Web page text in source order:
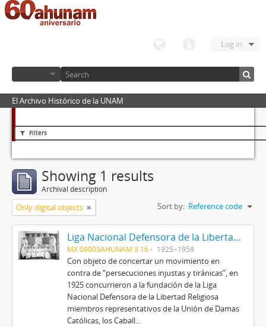
Log in
El Archivo Histórico de la UNAM
Filters
Showing 1 results
Archival description
Only digital objects Sort by: Reference code
Liga Nacional Defensora de la Libertad Religiosa
MX 09003AHUNAM 3.16 1925~1959
Con objeto de concertar un movimiento en
contra de “persecuciones injustas y tiránicas”, en
1925 concurrieron a la fundación de la Liga
Nacional Defensora de la Libertad Religiosa
miembros representativos de la Unión de Damas
Católicas, los Caball...